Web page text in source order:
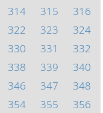
314 315
316
322 323
324
330 331
332
338 339
340
346 347
348
354 355
356